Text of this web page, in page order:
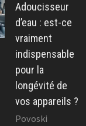
Adoucisseur
d’eau : est-ce
vraiment
indispensable
pour la
longévité de
vos appareils ?
Povoski